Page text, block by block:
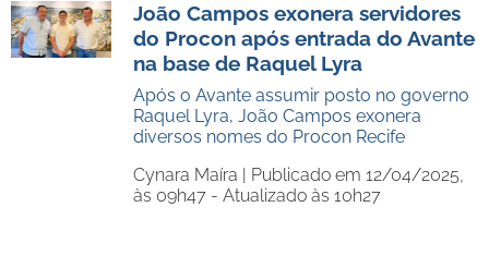
João Campos exonera servidores
do Procon após entrada do Avante
na base de Raquel Lyra
Após o Avante assumir posto no governo
Raquel Lyra, João Campos exonera
diversos nomes do Procon Recife
Cynara Maíra | Publicado em 12/04/2025,
às 09h47 - Atualizado às 10h27